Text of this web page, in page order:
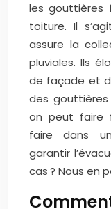
les gouttières
toiture. Il
assure la
pluviales. Ils
de façade et
des gouttières
on peut faire
faire dans
garantir
cas ? Nous en